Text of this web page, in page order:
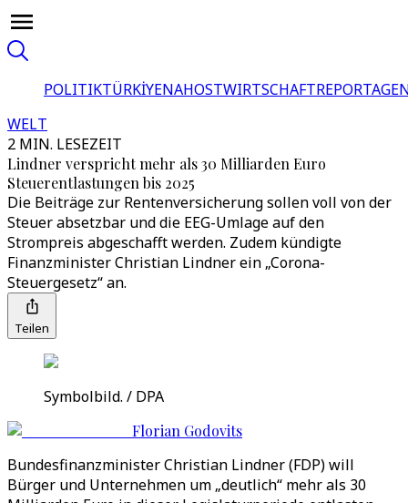
POLITIKTÜRKİYENAHOSTWIRTSCHAFT
WELT
2 MIN. LESEZEIT
Lindner verspricht mehr als 30 Milliarden Euro
Steuerentlastungen bis 2025
Die Beiträge zur Rentenversicherung sollen voll von der
Steuer absetzbar und die EEG-Umlage auf den
Strompreis abgeschafft werden. Zudem kündigte
Finanzminister Christian Lindner ein „Corona-
Steuergesetz“ an.
Teilen
Symbolbild. / DPA
Florian Godovits
Bundesfinanzminister Christian Lindner (FDP) will
Bürger und Unternehmen um „deutlich“ mehr als 30